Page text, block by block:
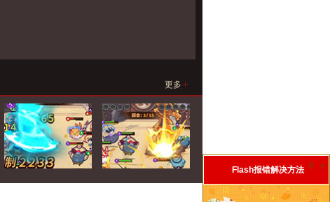
更多 +
0 r
Flash报错解决方法